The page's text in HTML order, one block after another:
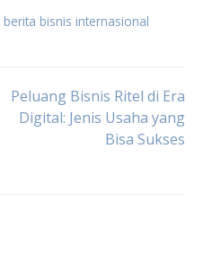
berita bisnis internasional
Peluang Bisnis Ritel di Era
Digital: Jenis Usaha yang
Bisa Sukses